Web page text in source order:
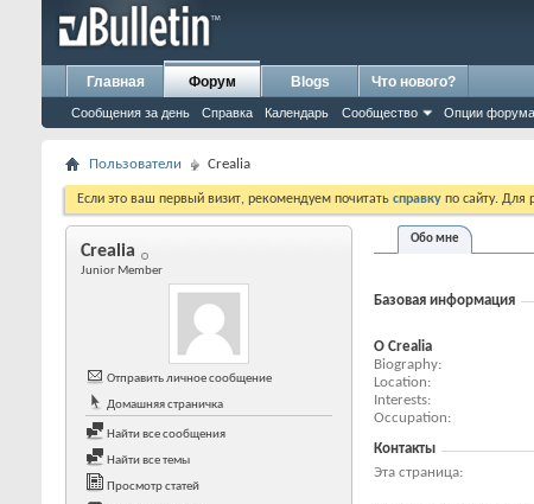
Главная Форум
Сообщения за день Справка Календарь Сообщество Опции форума
Blogs Что нового?
Пользователи Crealia
Если это ваш первый визит, рекомендуем почитать справку по сайту. Для
Crealia
Junior Member
Отправить личное сообщение
Домашняя страничка
Найти все сообщения
Найти все темы
Просмотр статей
Обо мне
Базовая информация
О Crealia
Biography
Location
Interests
Occupation
Контакты
Эта страница